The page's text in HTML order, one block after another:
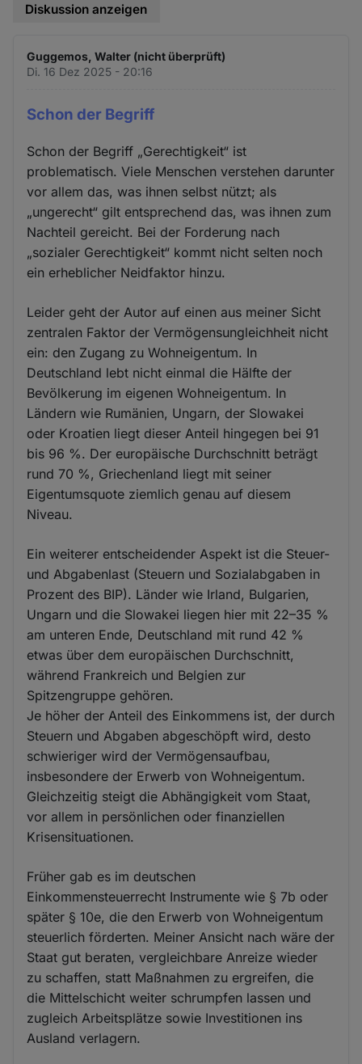
Diskussion anzeigen
Guggemos, Walter (nicht überprüft)
Di. 16 Dez 2025 - 20:16
Schon der Begriff
Schon der Begriff „Gerechtigkeit“ ist
problematisch. Viele Menschen verstehen darunter
vor allem das, was ihnen selbst nützt; als
„ungerecht“ gilt entsprechend das, was ihnen zum
Nachteil gereicht. Bei der Forderung nach
„sozialer Gerechtigkeit“ kommt nicht selten noch
ein erheblicher Neidfaktor hinzu.
Leider geht der Autor auf einen aus meiner Sicht
zentralen Faktor der Vermögensungleichheit nicht
ein: den Zugang zu Wohneigentum. In
Deutschland lebt nicht einmal die Hälfte der
Bevölkerung im eigenen Wohneigentum. In
Ländern wie Rumänien, Ungarn, der Slowakei
oder Kroatien liegt dieser Anteil hingegen bei 91
bis 96 %. Der europäische Durchschnitt beträgt
rund 70 %, Griechenland liegt mit seiner
Eigentumsquote ziemlich genau auf diesem
Niveau.
Ein weiterer entscheidender Aspekt ist die Steuer-
und Abgabenlast (Steuern und Sozialabgaben in
Prozent des BIP). Länder wie Irland, Bulgarien,
Ungarn und die Slowakei liegen hier mit 22–35 %
am unteren Ende, Deutschland mit rund 42 %
etwas über dem europäischen Durchschnitt,
während Frankreich und Belgien zur
Spitzengruppe gehören.
Je höher der Anteil des Einkommens ist, der durch
Steuern und Abgaben abgeschöpft wird, desto
schwieriger wird der Vermögensaufbau,
insbesondere der Erwerb von Wohneigentum.
Gleichzeitig steigt die Abhängigkeit vom Staat,
vor allem in persönlichen oder finanziellen
Krisensituationen.
Früher gab es im deutschen
Einkommensteuerrecht Instrumente wie § 7b oder
später § 10e, die den Erwerb von Wohneigentum
steuerlich förderten. Meiner Ansicht nach wäre der
Staat gut beraten, vergleichbare Anreize wieder
zu schaffen, statt Maßnahmen zu ergreifen, die
die Mittelschicht weiter schrumpfen lassen und
zugleich Arbeitsplätze sowie Investitionen ins
Ausland verlagern.